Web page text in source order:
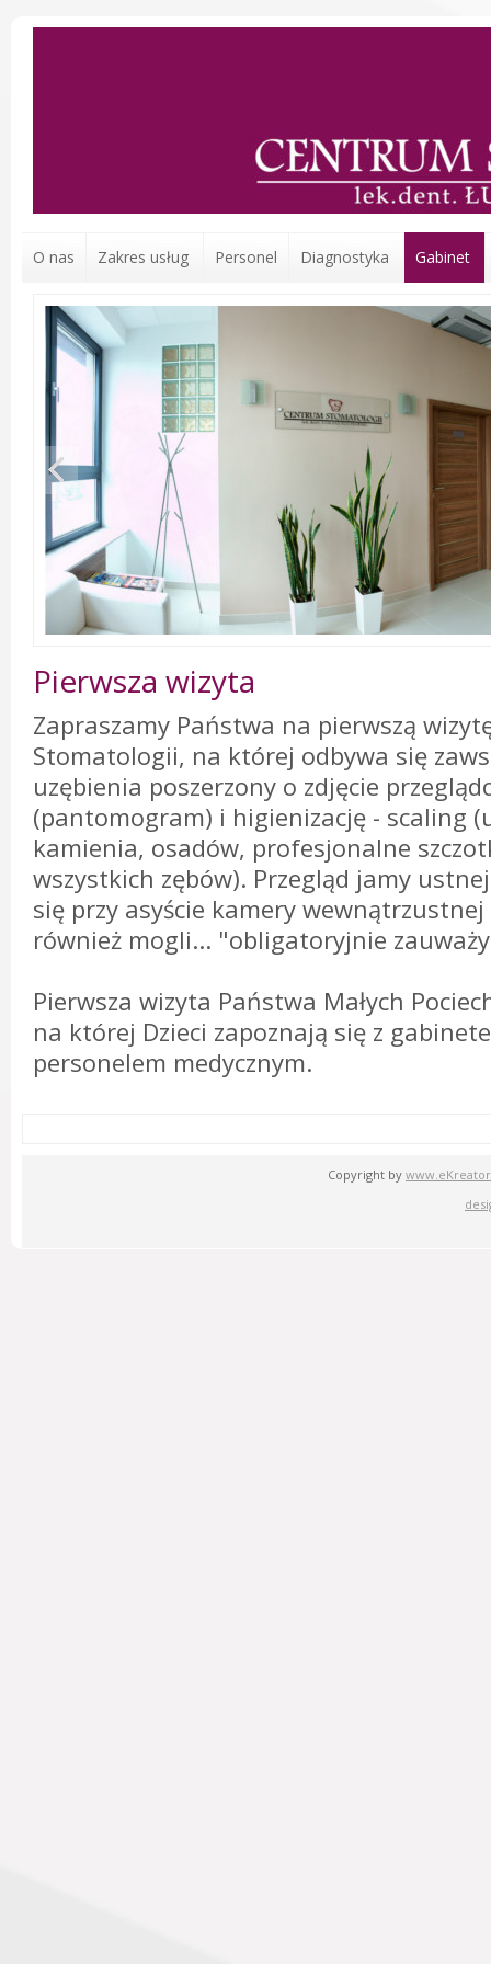
O nas Zakres usług Personel Diagnostyka Gabinet
Pierwsza wizyta
Zapraszamy Państwa na pierwszą
Stomatologii, na której odbywa się
uzębienia poszerzony o zdjęcie
(pantomogram) i higienizację - scaling
kamienia, osadów, profesjonalne
wszystkich zębów). Przegląd jamy
się przy asyście kamery
również mogli... "obligatoryjnie
Pierwsza wizyta Państwa Małych
na której Dzieci zapoznają się z
personelem medycznym.
Copyright by